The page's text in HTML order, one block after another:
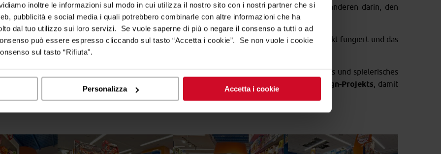
inoltre le informazioni sul modo in cui utilizza il nostro sito con i nostri partner che si
pubblicità e social media i quali potrebbero combinarle con altre informazioni che ha
dal tuo utilizzo sui loro servizi. Se vuole saperne di più o negare il consenso a tutti o ad
può essere espresso cliccando sul tasto “Accetta i cookie”. Se non vuole i cookie
sul tasto “Rifiuta".
Personalizza Accetta i cookie
Image attraktiver zu gestalten , um sich von der Konkurrenz abzuheben, und zum anderen darin, den
eines Digitalisierungsprojekts zu verbinden.
entwickelt, das durch leuchtende Farben und LED-Leuchten als Anziehungspunkt fungiert und das
darstellt.
die Ausstellungslösungen im Innenbereich verwendeten Farben wider, die ein dynamisches und spielerisches
eingesetzt wird. Abgerundet wird das Format durch die Studie eines Lighting Retail Design-Projekts , damit
Atmosphäre beiträgt.